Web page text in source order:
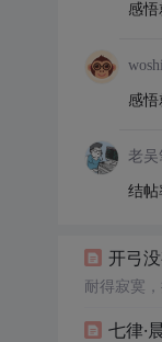
感
感
老吴
结
开弓
耐得寂寞
七律·